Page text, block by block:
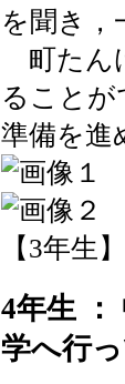
を聞き，
町たん
ること
準備を進
【3年生
4年生
学へ行